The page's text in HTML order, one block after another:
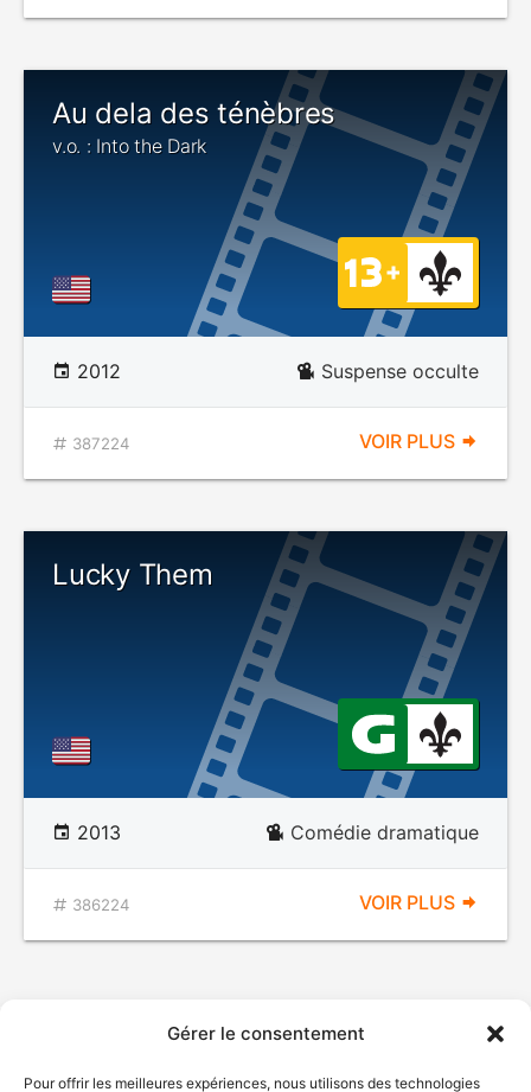
Gérer le consentement
Pour offrir les meilleures expériences, nous utilisons des technologies
Au dela des ténèbres
v.o. : Into the Dark
2012 Suspense occulte
387224 VOIR PLUS
Lucky Them
2013 Comédie dramatique
386224 VOIR PLUS